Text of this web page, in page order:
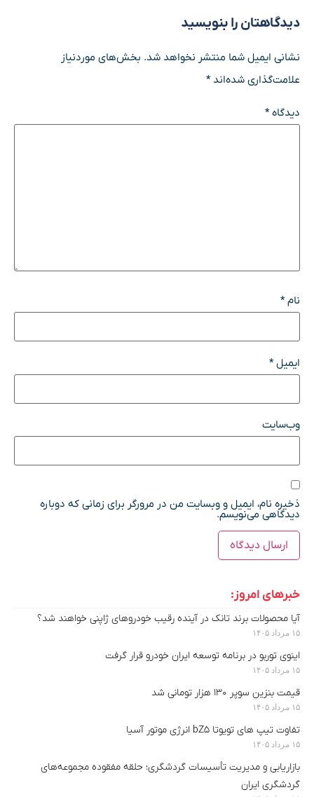
دیدگاهتان را بنویسید
نشانی ایمیل شما منتشر نخواهد شد. بخش‌های موردنیاز
علامت‌گذاری شده‌اند*
دیدگاه*
نام*
ایمیل*
وب‌سایت
ذخیره نام، ایمیل و وبسایت من در مرورگر برای زمانی که دوباره
دیدگاهی می‌نویسم.
خبرهای امروز:
آیا محصولات برند تانک در آینده رقیب خودروهای ژاپنی خواهند شد؟
۱۵ مرداد ۱۴۰۵
اینوی توربو در برنامه توسعه ایران خودرو قرار گرفت
۱۵ مرداد ۱۴۰۵
قیمت بنزین سوپر ۱۳۰ هزار تومانی شد
۱۵ مرداد ۱۴۰۵
تفاوت تیپ های تویوتا bZ5 انرژی موتور آسیا
۱۵ مرداد ۱۴۰۵
بازاریابی و مدیریت تأسیسات گردشگری؛ حلقه مفقوده مجموعه‌های
گردشگری ایران